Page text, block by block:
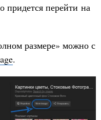
придется перейти на
размере» можно с
.